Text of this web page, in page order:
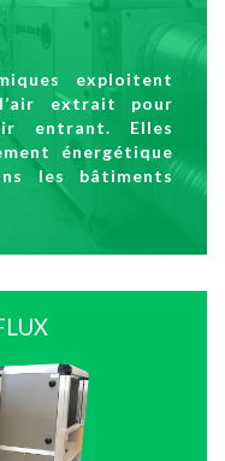
exploitent
extrait pour
entrant. Elles
énergétique
les bâtiments